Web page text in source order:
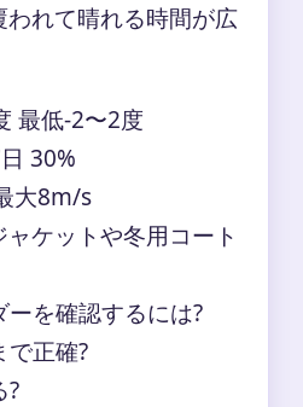
れて晴れる時間が広
最低-2〜2度
30%
大8m/s
ャケットや冬用コート
を確認するには?
で正確?
?